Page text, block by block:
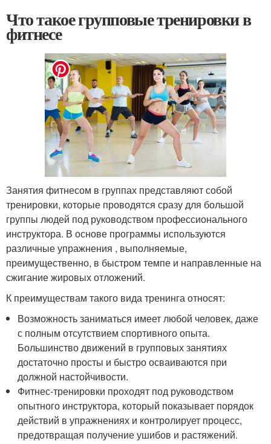
Что такое групповые тренировки в
фитнесе
Занятия фитнесом в группах представляют собой
тренировки, которые проводятся сразу для большой
группы людей под руководством профессионального
инструктора. В основе программы используются
различные упражнения , выполняемые,
преимущественно, в быстром темпе и направленные на
сжигание жировых отложений.
К преимуществам такого вида тренинга относят:
Возможность заниматься имеет любой человек, даже
с полным отсутствием спортивного опыта.
Большинство движений в групповых занятиях
достаточно просты и быстро осваиваются при
должной настойчивости.
Фитнес-тренировки проходят под руководством
опытного инструктора, который показывает порядок
действий в упражнениях и контролирует процесс,
предотвращая получение ушибов и растяжений.